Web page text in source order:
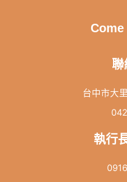
聯
台中市大
執行